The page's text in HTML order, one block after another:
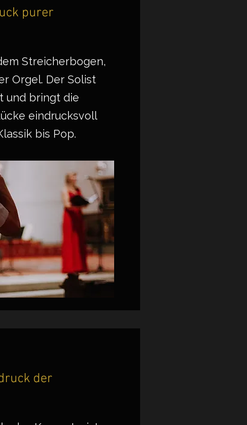
purer
Streicherbogen,
Orgel. Der Solist
und bringt die
eindrucksvoll
bis Pop.
der